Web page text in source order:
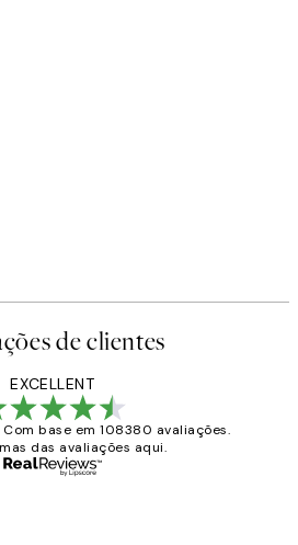
de clientes
EXCELLENT
Com base em 108380 avaliações.
das avaliações aqui.